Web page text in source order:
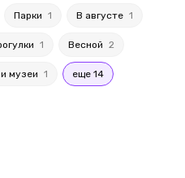
Парки 1 В августе 1
1 Весной 2
музеи 1 еще 14